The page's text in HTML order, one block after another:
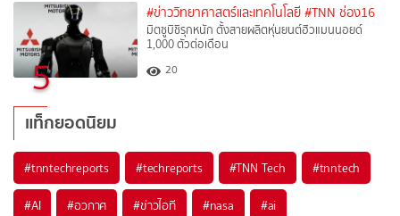
5
#ข่าววิทยาศาสตร์และเทคโนโลยี #TNN ช่อง16
มิตซูบิชิรุกหนัก ตั้งสายผลิตหุ่นยนต์ฮิวแมนนอยด์
1,000 ตัวต่อเดือน
20
แท็กยอดนิยม
#tnntechreports #techreports #TNN Tech #tnntech
#AI #อวกาศ #ข่าวไอที #nasa #ai